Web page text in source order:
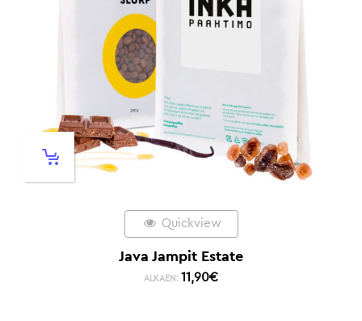
Quickview
Java Jampit Estate
ALKAEN: 11,90€